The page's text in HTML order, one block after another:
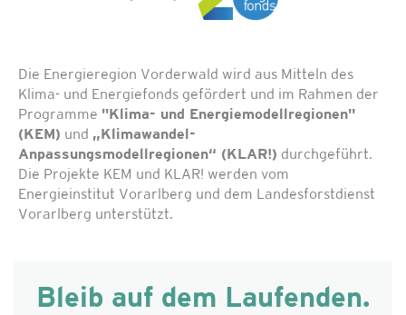
Die Energieregion Vorderwald wird aus Mitteln des
Klima- und Energiefonds gefördert und im Rahmen der
Programme "Klima- und Energiemodellregionen"
(KEM) und „Klimawandel-
Anpassungsmodellregionen“ (KLAR!) durchgeführt.
Die Projekte KEM und KLAR! werden vom
Energieinstitut Vorarlberg und dem Landesforstdienst
Vorarlberg unterstützt.
Bleib auf dem Laufenden.